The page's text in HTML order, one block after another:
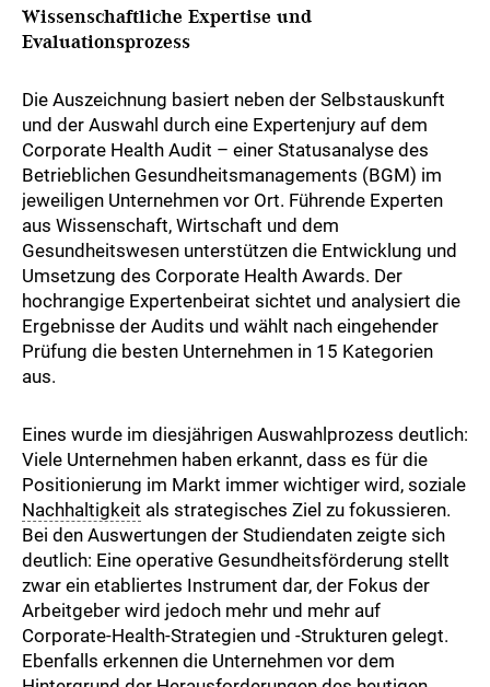
Wissenschaftliche Expertise und
Evaluationsprozess
Die Auszeichnung basiert neben der Selbstauskunft
und der Auswahl durch eine Expertenjury auf dem
Corporate Health Audit – einer Statusanalyse des
Betrieblichen Gesundheitsmanagements (BGM) im
jeweiligen Unternehmen vor Ort. Führende Experten
aus Wissenschaft, Wirtschaft und dem
Gesundheitswesen unterstützen die Entwicklung und
Umsetzung des Corporate Health Awards. Der
hochrangige Expertenbeirat sichtet und analysiert die
Ergebnisse der Audits und wählt nach eingehender
Prüfung die besten Unternehmen in 15 Kategorien
aus.
Eines wurde im diesjährigen Auswahlprozess deutlich:
Viele Unternehmen haben erkannt, dass es für die
Positionierung im Markt immer wichtiger wird, soziale
Nachhaltigkeit als strategisches Ziel zu fokussieren.
Bei den Auswertungen der Studiendaten zeigte sich
deutlich: Eine operative Gesundheitsförderung stellt
zwar ein etabliertes Instrument dar, der Fokus der
Arbeitgeber wird jedoch mehr und mehr auf
Corporate-Health-Strategien und -Strukturen gelegt.
Ebenfalls erkennen die Unternehmen vor dem